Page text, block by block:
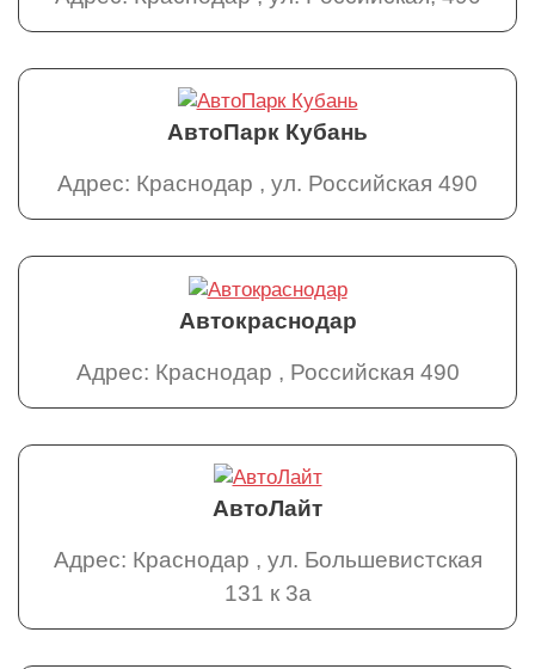
АвтоПарк Кубань
Адрес: Краснодар , ул. Российская 490
Автокраснодар
Адрес: Краснодар , Российская 490
АвтоЛайт
Адрес: Краснодар , ул. Большевистская
131 к 3а